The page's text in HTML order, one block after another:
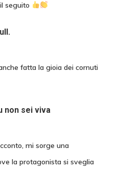
seguito
fatta la gioia dei cornuti
non sei viva
mi sorge una
la protagonista si sveglia